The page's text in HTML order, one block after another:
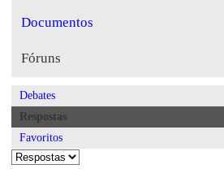
Documentos
Fóruns
Debates
Respostas
Favoritos